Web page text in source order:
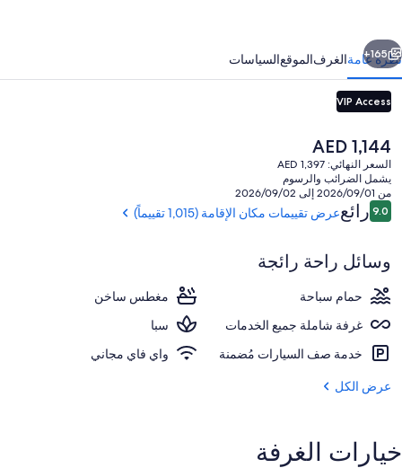
مايا
ب
عامامل
جميع
الخدمات
التالي
165+
نظرة عامةالغرفالموقعالسياسات
VIP Access
السعر
الحالي
هو
AED
1,144
AED 1,144
السعر النهائي: AED 1,397
يشمل الضرائب والرسوم
من 2026/09/01 إلى 2026/09/02
التقييمات
9.09.0 من 10رائععرض تقييمات مكان الإقامة (1,015 تقييماً)
وسائل راحة رائجة
حمام سباحة
مغطس ساخن
غرفة شاملة جميع الخدمات
سبا
خدمة صف السيارات مُضمنة
واي فاي مجاني
عرض الكل
خيارات الغرفة